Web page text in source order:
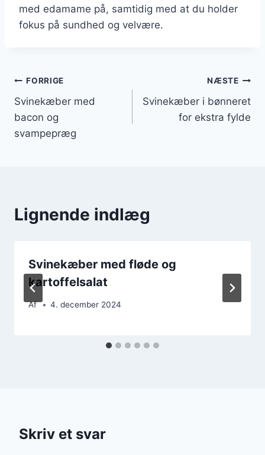
med edamame på, samtidig med at du holder
fokus på sundhed og velvære.
Indlægsnavigation
FORRIGE
Svinekæber med
bacon og
svampepræg
NÆSTE
Svinekæber i bønneret
for ekstra fylde
Lignende indlæg
Svinekæber med fløde og
kartoffelsalat
Af 4. december 2024
Skriv et svar